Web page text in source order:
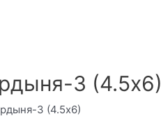
3 (4.5х6)
3 (4.5х6)